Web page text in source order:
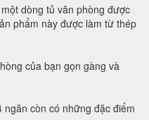
dòng tủ văn phòng được
phẩm này được làm từ thép
của bạn gọn gàng và
còn có những đặc điểm